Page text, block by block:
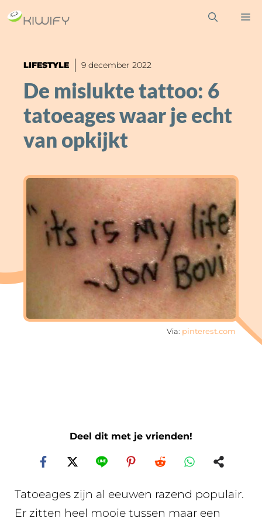
Ga
naar
inhoudLIFESTYLE 9 december 2022
De mislukte tattoo: 6
tatoeages waar je echt
van opkijkt
Via: pinterest.com
Deel dit met je vrienden!
Tatoeages zijn al eeuwen razend populair.
Er zitten heel mooie tussen maar een